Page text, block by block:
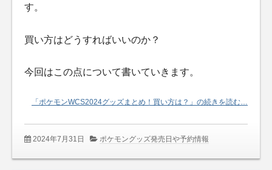
す。
買い方はどうすればいいのか？
今回はこの点について書いていきます。
「ポケモンWCS2024グッズまとめ！買い方は？」の続きを読む…
2024年7月31日 ポケモングッズ発売日や予約情報